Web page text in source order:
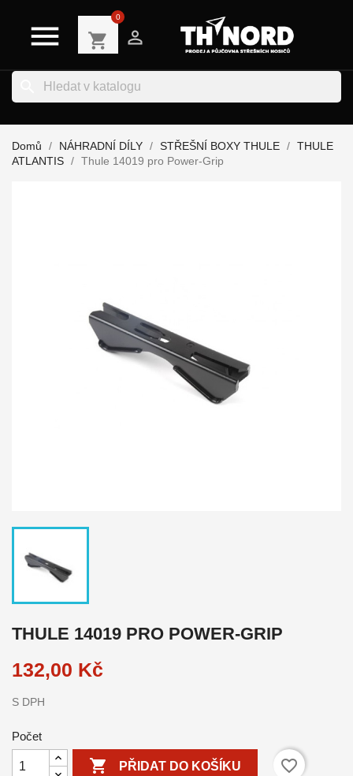
 shopping_cart
0

Domů NÁHRADNÍ DÍLY STŘEŠNÍ BOXY THULE
THULE
ATLANTIS
Thule 14019 pro Power-Grip
THULE 14019 PRO POWER-GRIP
132,00 Kč
S DPH
Počet
 PŘIDAT DO KOŠÍKU
favorite_border